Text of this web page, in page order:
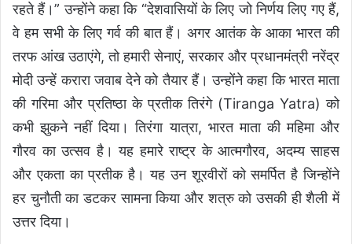
रहते हैं।” उन्होंने कहा कि “देशवासियों के लिए जो निर्णय लिए गए हैं,
वे हम सभी के लिए गर्व की बात हैं। अगर आतंक के आका भारत की
तरफ आंख उठाएंगे, तो हमारी सेनाएं, सरकार और प्रधानमंत्री नरेंद्र
मोदी उन्हें करारा जवाब देने को तैयार हैं। उन्होंने कहा कि भारत माता
की गरिमा और प्रतिष्ठा के प्रतीक तिरंगे (Tiranga Yatra) को
कभी झुकने नहीं दिया। तिरंगा यात्रा, भारत माता की महिमा और
गौरव का उत्सव है। यह हमारे राष्ट्र के आत्मगौरव, अदम्य साहस
और एकता का प्रतीक है। यह उन शूरवीरों को समर्पित है जिन्होंने
हर चुनौती का डटकर सामना किया और शत्रु को उसकी ही शैली में
उत्तर दिया।